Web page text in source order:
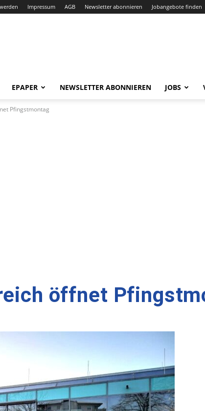
Impressum AGB Newsletter abonnieren Jobangebote finden
EPAPER NEWSLETTER ABONNIEREN JOBS
Pfingstmontag
öffnet